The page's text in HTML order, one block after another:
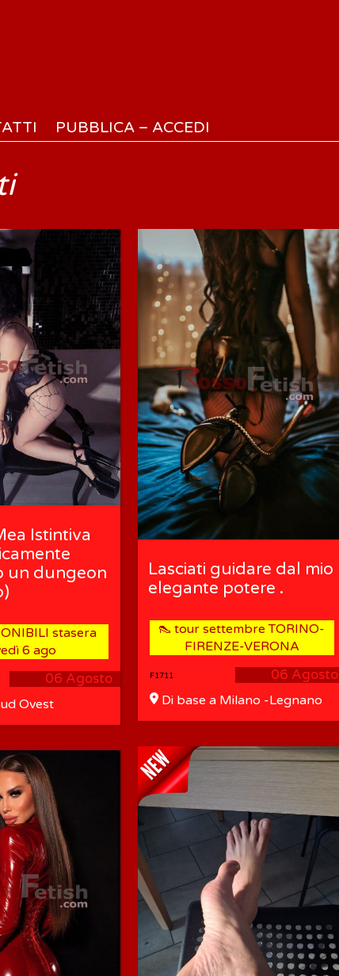
PUBBLICA – ACCEDI
Istintiva
un dungeon
stasera
6 ago
06 Agosto
Ovest
Lasciati guidare dal mio
elegante potere .
👠 tour settembre TORINO-
FIRENZE-VERONA
06 Agosto
F1711
Di base a Milano -Legnano